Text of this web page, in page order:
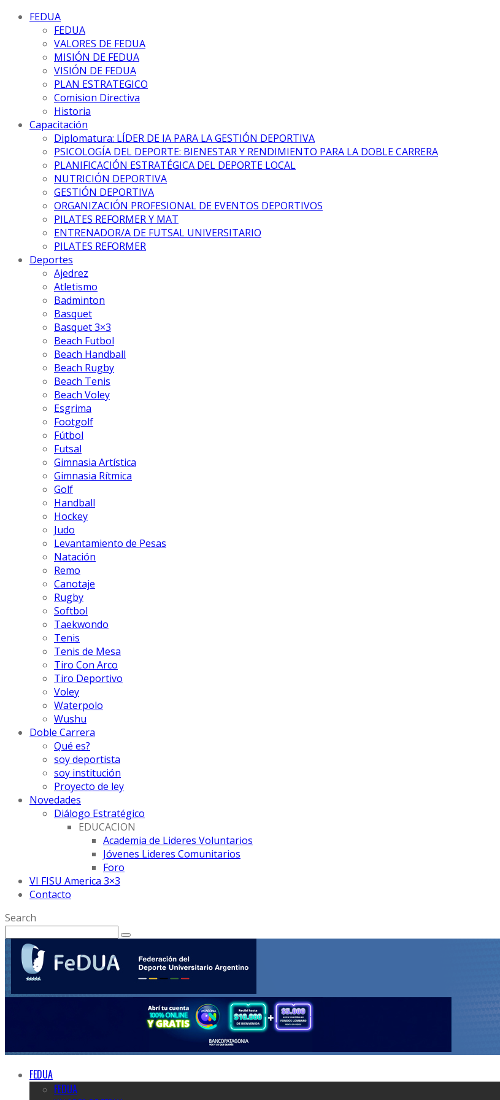
FEDUA
FEDUA
VALORES DE FEDUA
MISIÓN DE FEDUA
VISIÓN DE FEDUA
PLAN ESTRATEGICO
Comision Directiva
Historia
Capacitación
Diplomatura: LÍDER DE IA PARA LA GESTIÓN DEPORTIVA
PSICOLOGÍA DEL DEPORTE: BIENESTAR Y RENDIMIENTO PARA LA DOBLE CARRERA
PLANIFICACIÓN ESTRATÉGICA DEL DEPORTE LOCAL
NUTRICIÓN DEPORTIVA
GESTIÓN DEPORTIVA
ORGANIZACIÓN PROFESIONAL DE EVENTOS DEPORTIVOS
PILATES REFORMER Y MAT
ENTRENADOR/A DE FUTSAL UNIVERSITARIO
PILATES REFORMER
Deportes
Ajedrez
Atletismo
Badminton
Basquet
Basquet 3×3
Beach Futbol
Beach Handball
Beach Rugby
Beach Tenis
Beach Voley
Esgrima
Footgolf
Fútbol
Futsal
Gimnasia Artística
Gimnasia Rítmica
Golf
Handball
Hockey
Judo
Levantamiento de Pesas
Natación
Remo
Canotaje
Rugby
Softbol
Taekwondo
Tenis
Tenis de Mesa
Tiro Con Arco
Tiro Deportivo
Voley
Waterpolo
Wushu
Doble Carrera
Qué es?
soy deportista
soy institución
Proyecto de ley
Novedades
Diálogo Estratégico
EDUCACION
Academia de Lideres Voluntarios
Jóvenes Lideres Comunitarios
Foro
VI FISU America 3×3
Contacto
Search
FEDUA
FEDUA